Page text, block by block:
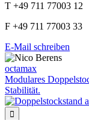
T +49 711 77003 12
F +49 711 77003 33
E-Mail schreiben
octamax
Modulares
Stabilität.
